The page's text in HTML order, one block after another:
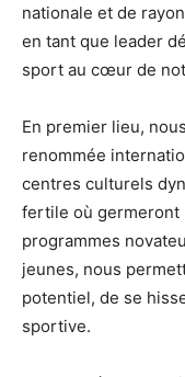
nationale et de
en tant que leader
sport au cœur de
En premier lieu,
renommée
centres culturels
fertile où germeront
programmes
jeunes, nous
potentiel, de se
sportive.